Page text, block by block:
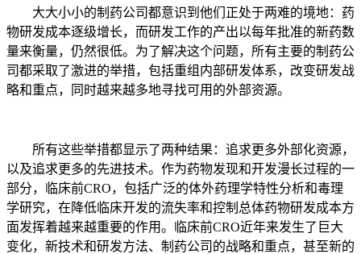
大大小小的制药公司都意识到他们正处于两难的境地：药
物研发成本逐级增长，而研发工作的产出以每年批准的新药数
量来衡量，仍然很低。为了解决这个问题，所有主要的制药公
司都采取了激进的举措，包括重组内部研发体系，改变研发战
略和重点，同时越来越多地寻找可用的外部资源。
所有这些举措都显示了两种结果：追求更多外部化资源，
以及追求更多的先进技术。作为药物发现和开发漫长过程的一
部分，临床前CRO，包括广泛的体外药理学特性分析和毒理
学研究，在降低临床开发的流失率和控制总体药物研发成本方
面发挥着越来越重要的作用。临床前CRO近年来发生了巨大
变化，新技术和研发方法、制药公司的战略和重点，甚至新的